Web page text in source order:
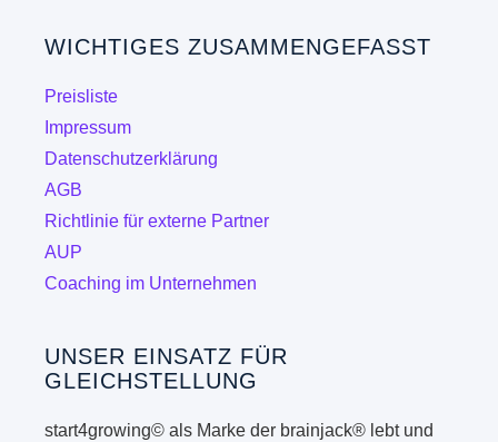
Optionen
gewählt
WICHTIGES ZUSAMMENGEFASST
Preisliste
Impressum
Datenschutzerklärung
AGB
Richtlinie für externe Partner
AUP
Coaching im Unternehmen
UNSER EINSATZ FÜR
GLEICHSTELLUNG
start4growing© als Marke der brainjack® lebt und